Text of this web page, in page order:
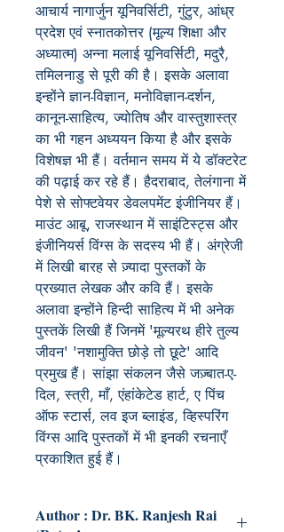
आचार्य नागार्जुन यूनिवर्सिटी, गुंटुर, आंध्र
प्रदेश एवं स्नातकोत्तर (मूल्य शिक्षा और
अध्यात्म) अन्ना मलाई यूनिवर्सिटी, मदुरै,
तमिलनाडु से पूरी की है। इसके अलावा
इन्होंने ज्ञान-विज्ञान, मनोविज्ञान-दर्शन,
कानून-साहित्य, ज्योतिष और वास्तुशास्त्र
का भी गहन अध्ययन किया है और इसके
विशेषज्ञ भी हैं। वर्तमान समय में ये डॉक्टरेट
की पढ़ाई कर रहे हैं। हैदराबाद, तेलंगाना में
पेशे से सोफ्टवेयर डेवलपमेंट इंजीनियर हैं।
माउंट आबू, राजस्थान में साइंटिस्ट्स और
इंजीनियर्स विंग्स के सदस्य भी हैं। अंग्रेजी
में लिखी बारह से ज़्यादा पुस्तकों के
प्रख्यात लेखक और कवि हैं। इसके
अलावा इन्होंने हिन्दी साहित्य में भी अनेक
पुस्तकें लिखी हैं जिनमें 'मूल्यरथ हीरे तुल्य
जीवन' 'नशामुक्ति छोड़े तो छूटे' आदि
प्रमुख हैं। सांझा संकलन जैसे जज़्बात-ए-
दिल, स्त्री, माँ, एंहांकेटेड हार्ट, ए पिंच
ऑफ स्टार्स, लव इज ब्लाइंड, व्हिस्परिंग
विंग्स आदि पुस्तकों में भी इनकी रचनाएँ
प्रकाशित हुई हैं।
Author : Dr. BK. Ranjesh Rai